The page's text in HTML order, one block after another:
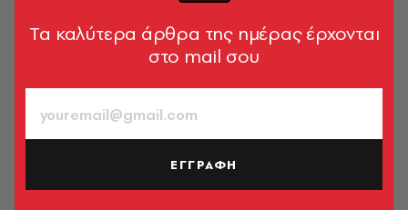
Hellas, αλλάζει για πάντα το αστικό
τοπίο του Δήμου Περάματος
LOOK NEWS
Η L’Oreal θέτει την ομορφιά στο
επίκεντρο της μακροζωίας
Look Team
Tα καλύτερα άρθρα της ημέρας έρχονται
στο mail σου
ΕΓΓΡΑΦΗ